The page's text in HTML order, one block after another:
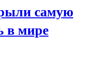
самую
в мире